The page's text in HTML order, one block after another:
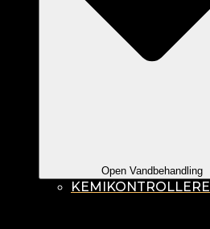
Open Vandbehandling
KEMIKONTROLLERE